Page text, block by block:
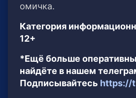
омичка.
Категория
12+
*Ещё больше
найдёте в нашем
Подписывайтесь https://